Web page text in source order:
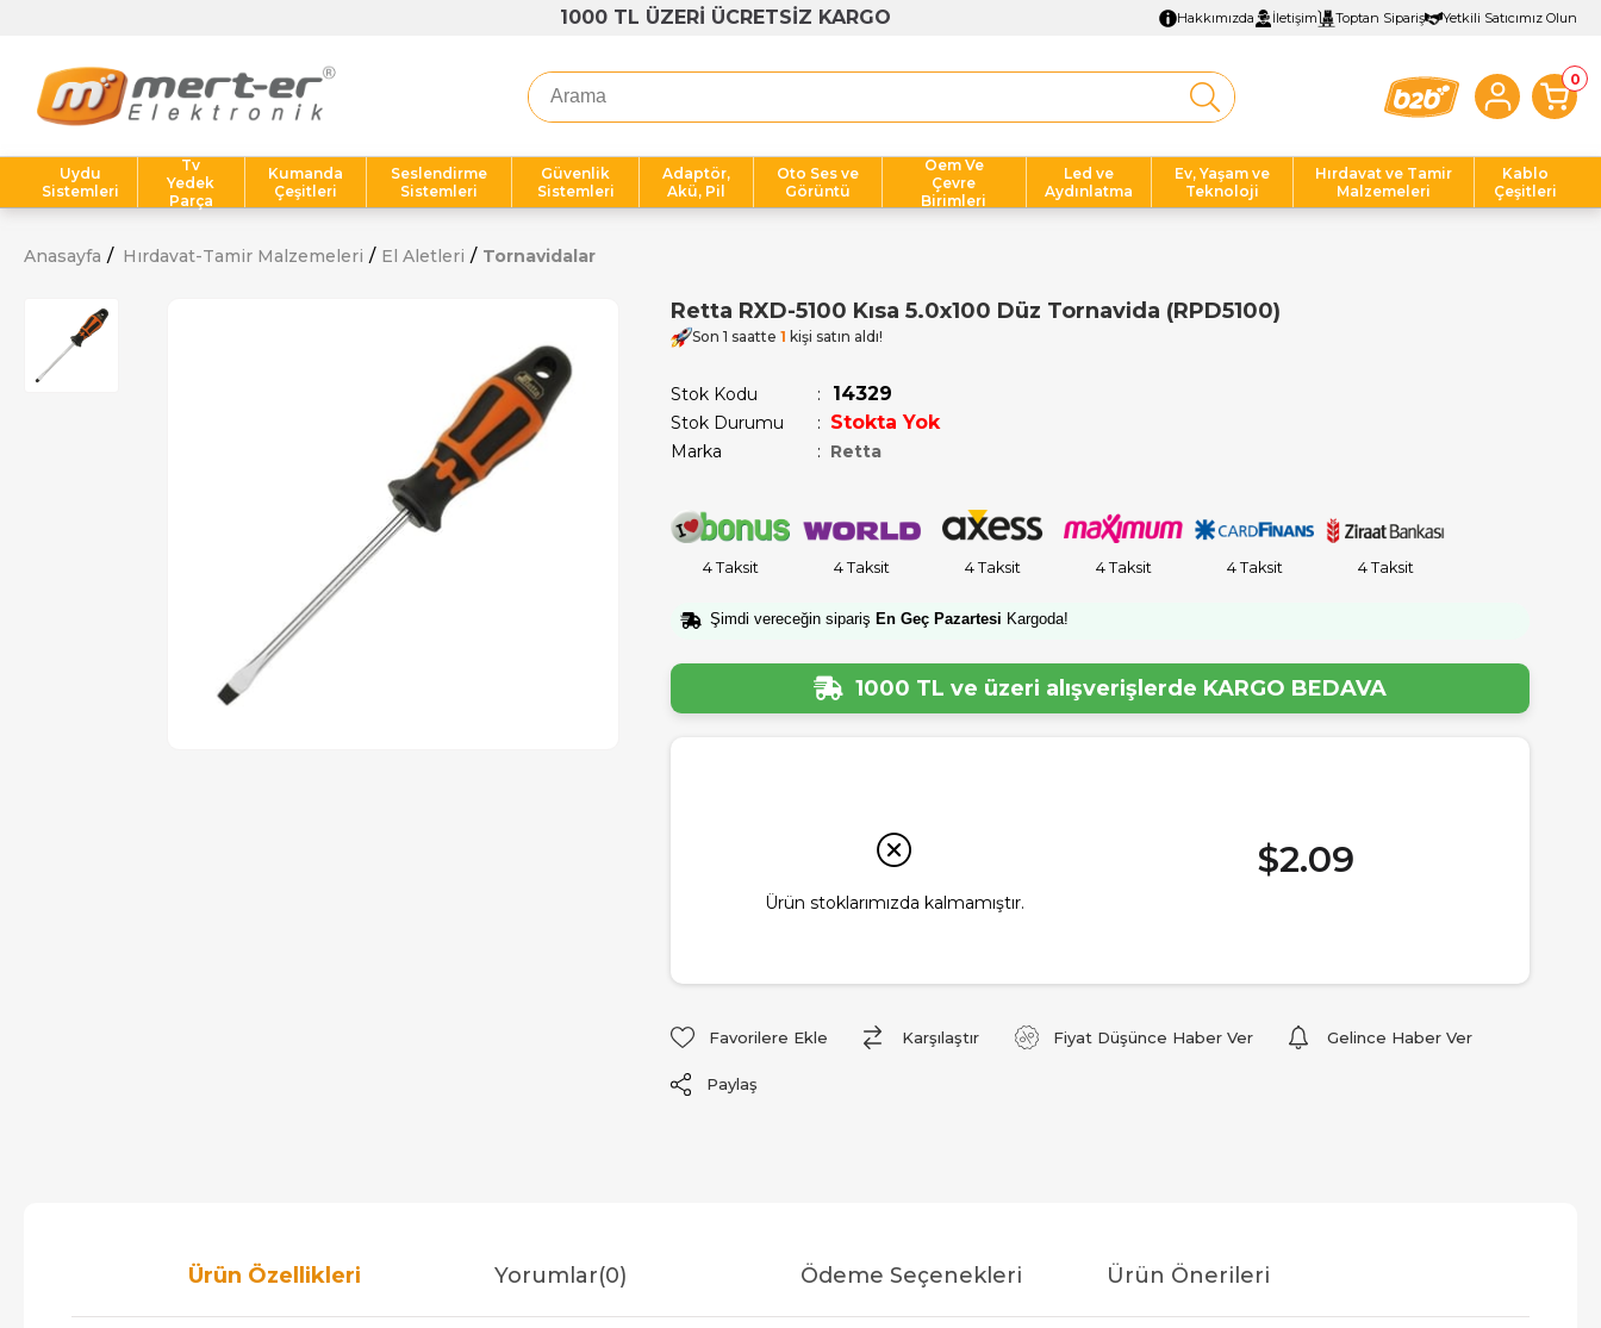
1000 TL ÜZERİ ÜCRETSİZ KARGO Hakkımızda İletişim Toptan Sipariş Yetkili Satıcımız Olun
0
Uydu
Sistemleri
Tv
Yedek
Parça
Kumanda
Çeşitleri
Seslendirme
Sistemleri
Güvenlik
Sistemleri
Adaptör,
Akü, Pil
Oto Ses ve
Görüntü
Oem Ve
Çevre
Birimleri
Led ve
Aydınlatma
Ev, Yaşam ve
Teknoloji
Hırdavat ve Tamir
Malzemeleri
Kablo
Çeşitleri
Anasayfa Hırdavat-Tamir Malzemeleri El Aletleri Tornavidalar
Retta RXD-5100 Kısa 5.0x100 Düz Tornavida (RPD5100)
Son 1 saatte 1 kişi satın aldı!
Stok Kodu 14329
Stok Durumu : Stokta Yok
Marka : Retta
4 Taksit 4 Taksit 4 Taksit 4 Taksit 4 Taksit 4 Taksit
Şimdi vereceğin sipariş En Geç Pazartesi Kargoda!
1000 TL ve üzeri alışverişlerde KARGO BEDAVA
Ürün stoklarımızda kalmamıştır.
$2.09
Favorilere Ekle Karşılaştır Fiyat Düşünce Haber Ver Gelince Haber Ver
Paylaş
Ürün Özellikleri Yorumlar(0) Ödeme Seçenekleri Ürün Önerileri